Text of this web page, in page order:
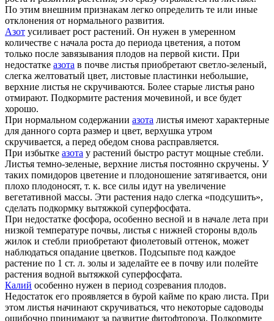
По этим внешним признакам легко определить те или иные
отклонения от нормального развития.
Азот усиливает рост растений. Он нужен в умеренном
количестве с начала роста до периода цветения, а потом
только после завязывания плодов на первой кисти. При
недостатке азота в почве листья приобретают светло-зеленый,
слегка желтоватый цвет, листовые пластинки небольшие,
верхние листья не скручиваются. Более старые листья рано
отмирают. Подкормите растения мочевиной, и все будет
хорошо.
При нормальном содержании азота листья имеют характерные
для данного сорта размер и цвет, верхушка утром
скручивается, а перед обедом снова расправляется.
При избытке азота у растений быстро растут мощные стебли.
Листья темно-­зеленые, верхние листья постоянно скручены. У
таких помидоров цветение и плодоношение затягивается, они
плохо плодоносят, т. к. все силы идут на увеличение
вегетативной массы. Эти растения надо слегка «подсушить»,
сделать подкормку вытяжкой суперфосфата.
При недостатке фосфора, особенно весной и в начале лета при
низкой температуре почвы, листья с нижней стороны вдоль
жилок и стебли приобретают фиолетовый оттенок, может
наблюдаться опадание цветков. Подсыпьте под каждое
растение по 1 ст. л. золы и заделайте ее в почву или полейте
растения водной вытяжкой суперфосфата.
Калий особенно нужен в период созревания плодов.
Недостаток его проявляется в бурой кайме по краю листа. При
этом листья начинают скручиваться, что некоторые садоводы
ошибочно принимают за развитие фитофтороза. Подкормите